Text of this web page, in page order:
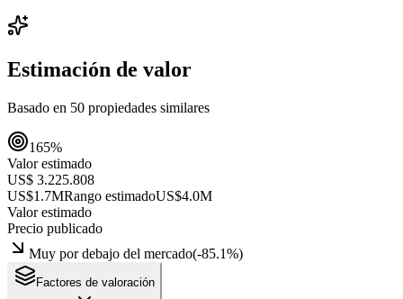
Estimación de valor
Basado en 50 propiedades similares
165%
Valor estimado
US$ 3.225.808
US$1.7MRango estimadoUS$4.0M
Valor estimado
Precio publicado
Muy por debajo del mercado(-85.1%)
Factores de valoración